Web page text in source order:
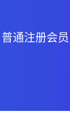
通注册会